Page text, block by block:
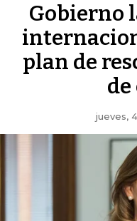
Gobierno
plan de
jueves,